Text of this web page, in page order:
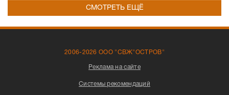
СМОТРЕТЬ ЕЩЁ
2006-2026 ООО "СВЖ"ОСТРОВ"
Реклама на сайте
Системы рекомендаций